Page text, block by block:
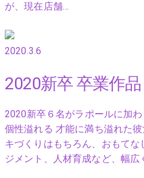
が、現在店舗…
2020.3.6
2020新卒 卒業作品
2020新卒６名がラポールに加わ
個性溢れる 才能に満ち溢れた
キづくりはもちろん、おもて
ジメント、人材育成など、幅